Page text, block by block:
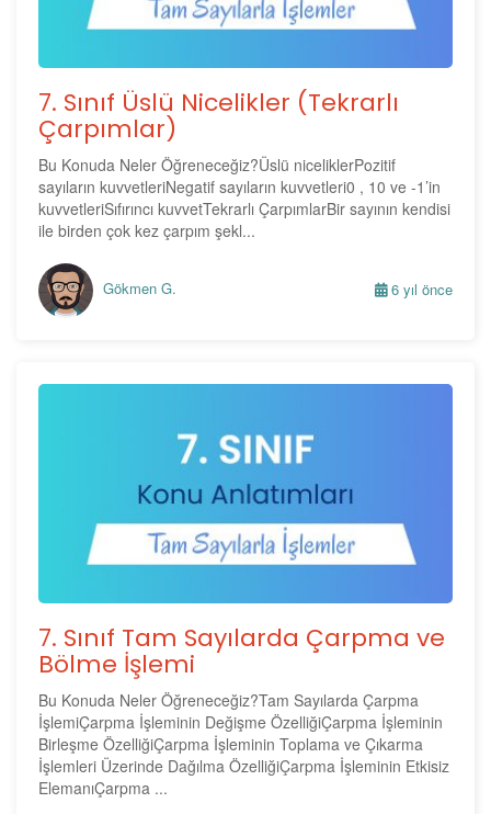
7. Sınıf Üslü Nicelikler (Tekrarlı
Çarpımlar)
Bu Konuda Neler Öğreneceğiz?Üslü niceliklerPozitif
sayıların kuvvetleriNegatif sayıların kuvvetleri0 , 10 ve -1’in
kuvvetleriSıfırıncı kuvvetTekrarlı ÇarpımlarBir sayının kendisi
ile birden çok kez çarpım şekl...
Gökmen G. 6 yıl önce
7. Sınıf Tam Sayılarda Çarpma ve
Bölme İşlemi
Bu Konuda Neler Öğreneceğiz?Tam Sayılarda Çarpma
İşlemiÇarpma İşleminin Değişme ÖzelliğiÇarpma İşleminin
Birleşme ÖzelliğiÇarpma İşleminin Toplama ve Çıkarma
İşlemleri Üzerinde Dağılma ÖzelliğiÇarpma İşleminin Etkisiz
ElemanıÇarpma ...